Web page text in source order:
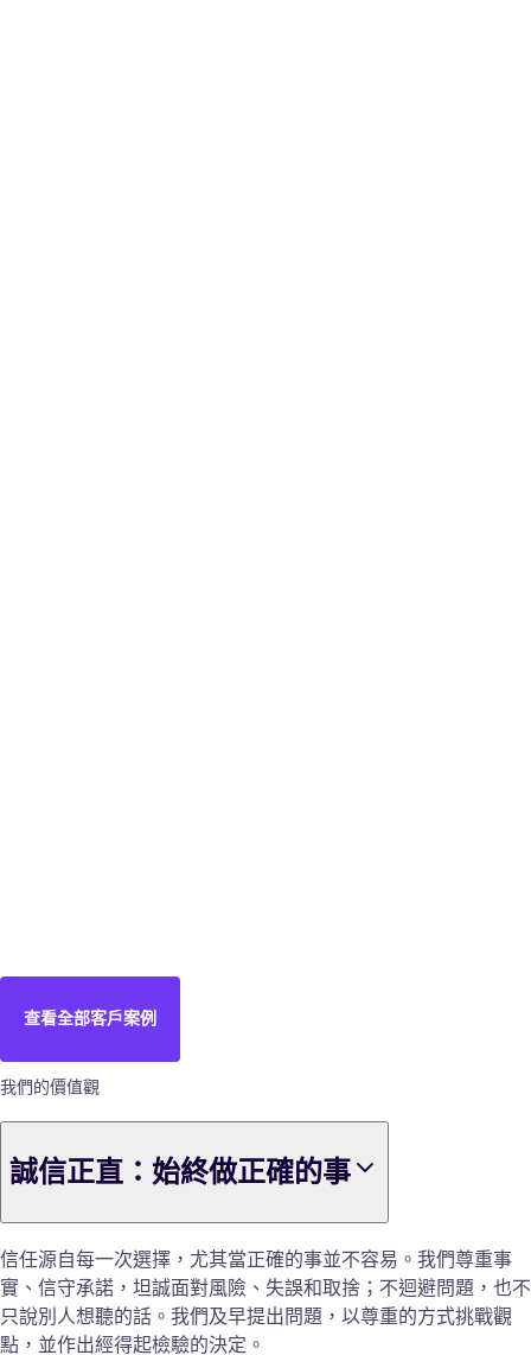
查看全部客戶案例
我們的價值觀
誠信正直：始終做正確的事
信任源自每一次選擇，尤其當正確的事並不容易。我們尊重事
實、信守承諾，坦誠面對風險、失誤和取捨；不迴避問題，也不
只說別人想聽的話。我們及早提出問題，以尊重的方式挑戰觀
點，並作出經得起檢驗的決定。